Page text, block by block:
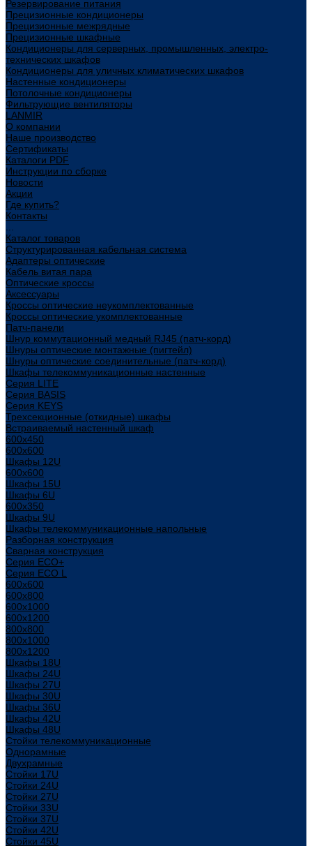
Резервирование питания
Прецизионные кондиционеры
Прецизионные межрядные
Прецизионные шкафные
Кондиционеры для серверных, промышленных, электро-
технических шкафов
Кондиционеры для уличных климатических шкафов
Настенные кондиционеры
Потолочные кондиционеры
Фильтрующие вентиляторы
LANMIR
О компании
Наше производство
Сертификаты
Каталоги PDF
Инструкции по сборке
Новости
Акции
Где купить?
Контакты
Каталог товаров
Структурированная кабельная система
Адаптеры оптические
Кабель витая пара
Оптические кроссы
Аксессуары
Кроссы оптические неукомплектованные
Кроссы оптические укомплектованные
Патч-панели
Шнур коммутационный медный RJ45 (патч-корд)
Шнуры оптические монтажные (пигтейл)
Шнуры оптические соединительные (патч-корд)
Шкафы телекоммуникационные настенные
Cерия LITE
Cерия BASIS
Cерия KEYS
Трехсекционные (откидные) шкафы
Встраиваемый настенный шкаф
600x450
600x600
Шкафы 12U
600x600
Шкафы 15U
Шкафы 6U
600x350
Шкафы 9U
Шкафы телекоммуникационные напольные
Разборная конструкция
Сварная конструкция
Серия ECO+
Серия ECO L
600x600
600x800
600х1000
600х1200
800x800
800х1000
800х1200
Шкафы 18U
Шкафы 24U
Шкафы 27U
Шкафы 30U
Шкафы 36U
Шкафы 42U
Шкафы 48U
Стойки телекоммуникационные
Однорамные
Двухрамные
Стойки 17U
Стойки 24U
Стойки 27U
Стойки 33U
Стойки 37U
Стойки 42U
Стойки 45U